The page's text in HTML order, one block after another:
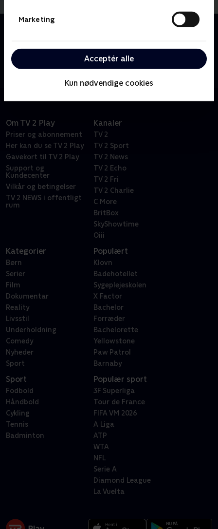
Marketing
Acceptér alle
Kun nødvendige cookies
familier i verdens rigeste kvarter, hvor succes er en
livsstil, penge er en selvfølge og ægte kærlighed er en
Om TV 2 Play
Priser og abonnement
Her kan du se TV 2 Play
Gavekort til TV 2 Play
Support og
Kundecenter
Vilkår og betingelser
TV 2 NEWS i offentligt
rum
Kanaler
TV 2
TV 2 Sport
TV 2 News
TV 2 Echo
TV 2 Fri
TV 2 Charlie
C More
BritBox
SkyShowtime
Oiii
Kategorier
Børn
Serier
Film
Dokumentar
Reality
Livsstil
Underholdning
Comedy
Nyheder
Sport
Populært
Klovn
Badehotellet
Sygeplejeskolen
X Factor
Bachelor
Forræder
Bachelorette
Yellowstone
Paw Patrol
Barnaby
Sport
Fodbold
Håndbold
Cykling
Tennis
Badminton
Populær sport
3F Superliga
Tour de France
FIFA VM 2026
A Liga
ATP
WTA
NFL
Serie A
Diamond League
La Vuelta